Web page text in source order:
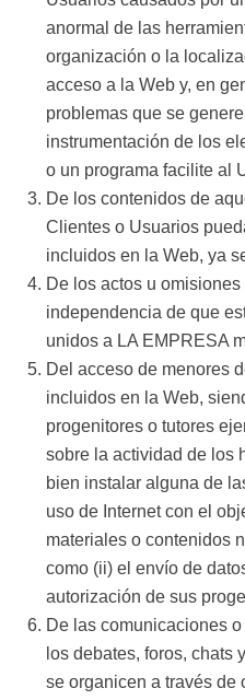
anormal de las
organización o la
acceso a la Web y, en
problemas que se
instrumentación de los
o un programa facilite al
De los contenidos de
Clientes o Usuarios
incluidos en la Web, ya
De los actos u
independencia de que
unidos a LA EMPRESA
Del acceso de menores
incluidos en la Web,
progenitores o tutores
sobre la actividad de los
bien instalar alguna de
uso de Internet con el
materiales o contenidos
como (ii) el envío de
autorización de sus
De las comunicaciones
los debates, foros, chats
se organicen a través de